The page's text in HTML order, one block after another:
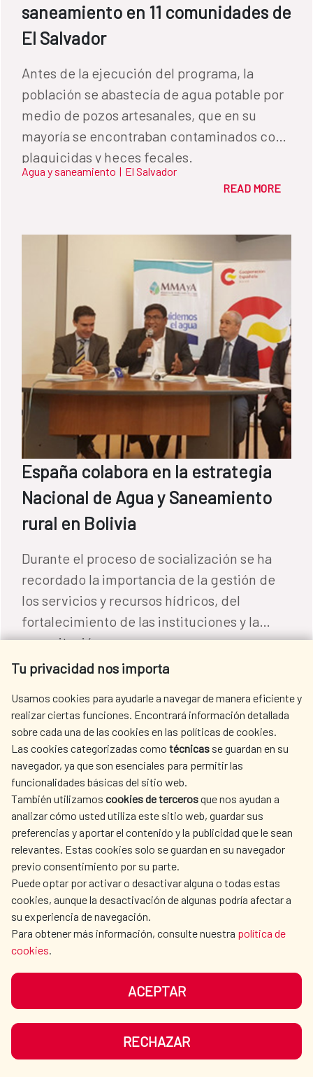
saneamiento en 11 comunidades de
El Salvador
Antes de la ejecución del programa, la
población se abastecía de agua potable por
medio de pozos artesanales, que en su
mayoría se encontraban contaminados con
plaguicidas y heces fecales.
Agua y saneamiento | El Salvador
READ MORE
España colabora en la estrategia
Nacional de Agua y Saneamiento
rural en Bolivia
Durante el proceso de socialización se ha
recordado la importancia de la gestión de
los servicios y recursos hídricos, del
fortalecimiento de las instituciones y la
capacitación.
19 de noviembre, Día Mundial del
2.400 millones de personas en el mundo
continúan sin acceso a un baño digno.
Tu privacidad nos importa
Usamos cookies para ayudarle a navegar de manera eficiente y
realizar ciertas funciones. Encontrará información detallada
sobre cada una de las cookies en las políticas de cookies.
Las cookies categorizadas como técnicas se guardan en su
navegador, ya que son esenciales para permitir las
funcionalidades básicas del sitio web.
También utilizamos cookies de tercerosque nos ayudan a
analizar cómo usted utiliza este sitio web, guardar sus
preferencias y aportar el contenido y la publicidad que le sean
relevantes. Estas cookies solo se guardan en su navegador
previo consentimiento por su parte.
Puede optar por activar o desactivar alguna o todas estas
cookies, aunque la desactivación de algunas podría afectar a
su experiencia de navegación.
Para obtener más información, consulte nuestra política de
cookies.
ACEPTAR
RECHAZAR